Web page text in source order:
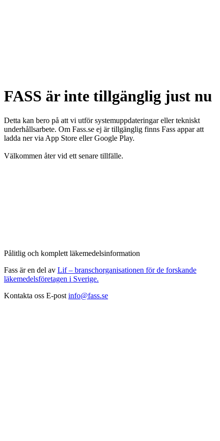
FASS är inte tillgänglig just nu
Detta kan bero på att vi utför systemuppdateringar eller tekniskt
underhållsarbete. Om Fass.se ej är tillgänglig finns Fass appar att
ladda ner via App Store eller Google Play.
Välkommen åter vid ett senare tillfälle.
Pålitlig och komplett läkemedelsinformation
Fass är en del av Lif – branschorganisationen för de forskande
läkemedelsföretagen i Sverige.
Kontakta oss E-post info@fass.se